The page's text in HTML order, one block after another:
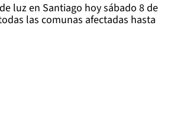
luz en Santiago hoy sábado 8 de
las comunas afectadas hasta